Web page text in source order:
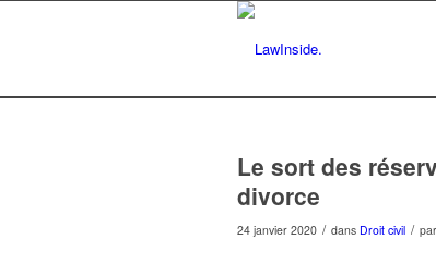
Le sort des
divorce
24 janvier 2020 / dans Droit civil / par